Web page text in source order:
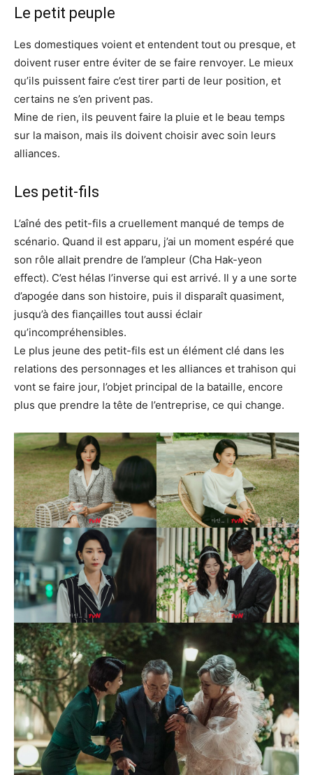
Le petit peuple
Les domestiques voient et entendent tout ou presque, et
doivent ruser entre éviter de se faire renvoyer. Le mieux
qu’ils puissent faire c’est tirer parti de leur position, et
certains ne s’en privent pas.
Mine de rien, ils peuvent faire la pluie et le beau temps
sur la maison, mais ils doivent choisir avec soin leurs
alliances.
Les petit-fils
L’aîné des petit-fils a cruellement manqué de temps de
scénario. Quand il est apparu, j’ai un moment espéré que
son rôle allait prendre de l’ampleur (Cha Hak-yeon
effect). C’est hélas l’inverse qui est arrivé. Il y a une sorte
d’apogée dans son histoire, puis il disparaît quasiment,
jusqu’à des fiançailles tout aussi éclair
qu’incompréhensibles.
Le plus jeune des petit-fils est un élément clé dans les
relations des personnages et les alliances et trahison qui
vont se faire jour, l’objet principal de la bataille, encore
plus que prendre la tête de l’entreprise, ce qui change.